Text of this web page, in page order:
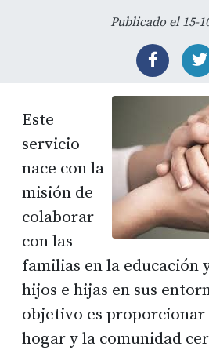
Publicado el 15-
Este
servicio
nace con la
misión de
colaborar
con las
familias en la educación
hijos e hijas en sus
objetivo es proporcionar
hogar y la comunidad